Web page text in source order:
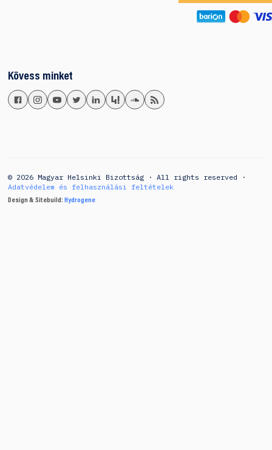
Kövess minket
© 2026 Magyar Helsinki Bizottság · All rights reserved ·
Adatvédelem és felhasználási feltételek
Design & Sitebuild: Hydrogene